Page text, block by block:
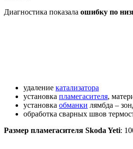
Диагностика показала ошибку по
удаление катализатора
установка пламегасителя,
установка обманки лямбда –
обработка сварных швов
Размер пламегасителя Skoda Yeti: